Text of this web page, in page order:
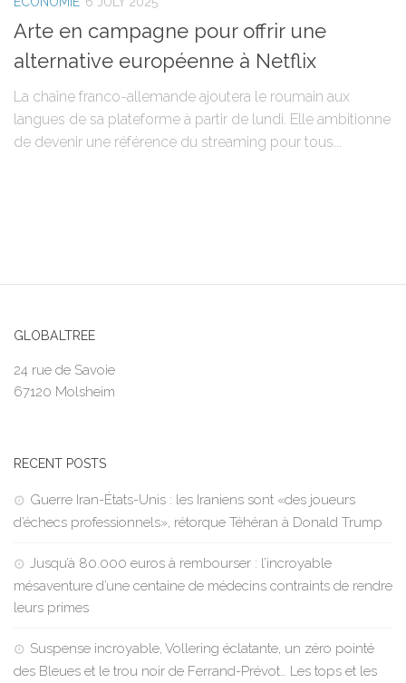
Arte en campagne pour offrir une
alternative européenne à Netflix
La chaîne franco-allemande ajoutera le roumain aux
langues de sa plateforme à partir de lundi. Elle ambitionne
de devenir une référence du streaming pour tous...
GLOBALTREE
24 rue de Savoie
67120 Molsheim
RECENT POSTS
Guerre Iran-États-Unis : les Iraniens sont «des joueurs
d’échecs professionnels», rétorque Téhéran à Donald Trump
Jusqu’à 80.000 euros à rembourser : l’incroyable
mésaventure d’une centaine de médecins contraints de rendre
leurs primes
Suspense incroyable, Vollering éclatante, un zéro pointé
des Bleues et le trou noir de Ferrand-Prévot… Les tops et les